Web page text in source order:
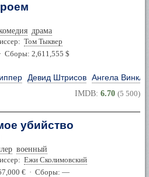
драма
Том Тыквер
2,611,555 $
Девид Штрисов Ангела
IMDB: 6.70 (5 500)
убийство
военный
Ежи Сколимовский
€ · Сборы: —